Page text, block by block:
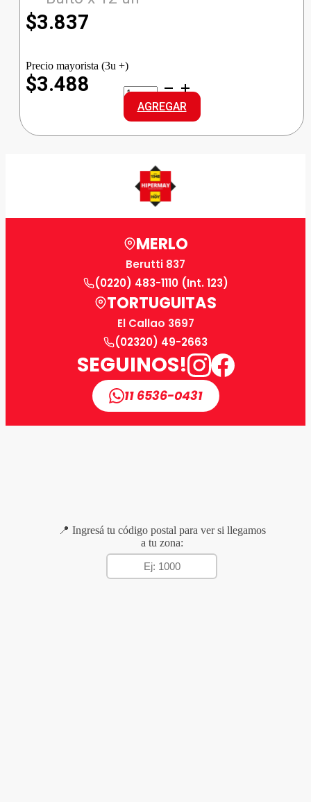
$3.837
Precio mayorista (3u +)
$3.488
NATURA
ACEITE
AEROSOL
cantidad
AGREGAR
MERLO
Berutti 837
(0220) 483-1110 (Int. 123)
TORTUGUITAS
El Callao 3697
(02320) 49-2663
SEGUINOS!
11 6536-0431
📍 Ingresá tu código postal para ver si llegamos
a tu zona: